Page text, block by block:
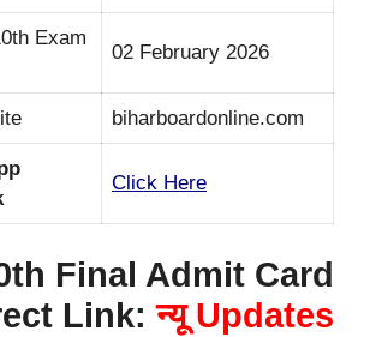
Exam
02 February 2026
biharboardonline.com
Click Here
Final Admit Card
Link:न्यू Updates